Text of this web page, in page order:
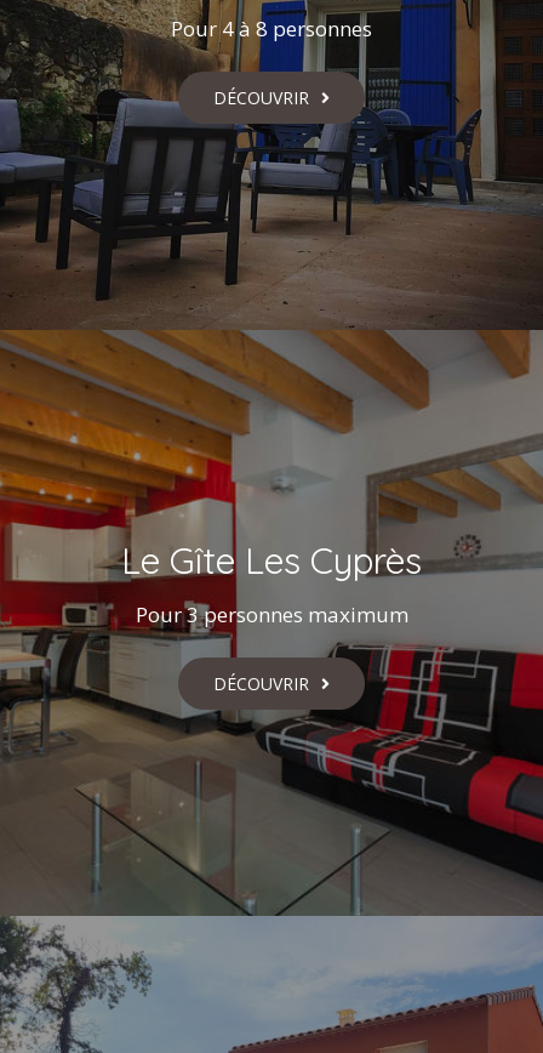
Pour 4 à 8 personnes
DÉCOUVRIR
Le Gîte Les Cyprès
Pour 3 personnes maximum
DÉCOUVRIR